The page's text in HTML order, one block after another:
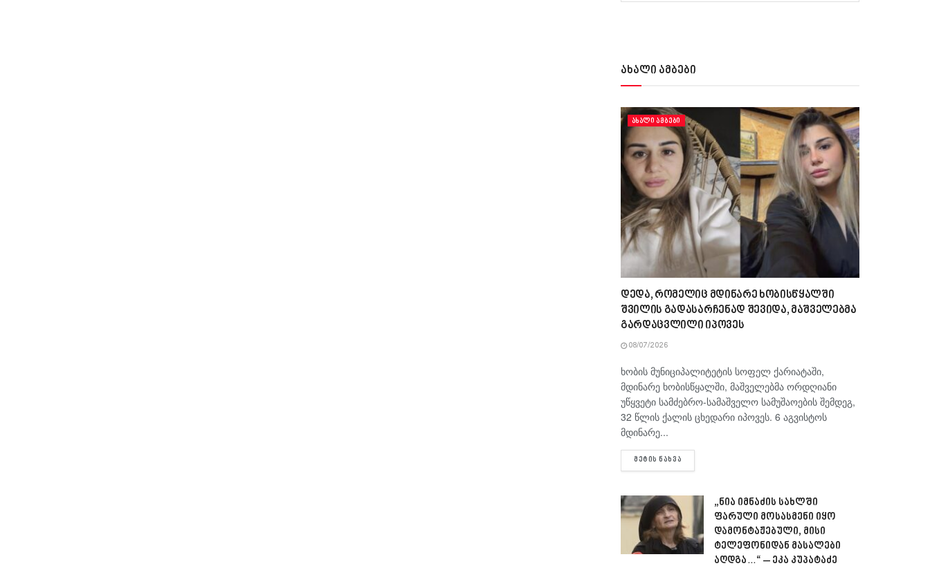
ახალი ამბები
ᲐᲮᲐᲚᲘ ᲐᲛᲑᲔᲑᲘ
დედა, რომელიც მდინარე ხობისწყალში
შვილის გადასარჩენად შევიდა, მაშველებმა
გარდაცვლილი იპოვეს
08/07/2026
ხობის მუნიციპალიტეტის სოფელ ქარიატაში,
მდინარე ხობისწყალში, მაშველებმა ორდღიანი
უწყვეტი სამძებრო-სამაშველო სამუშაოების შემდეგ,
32 წლის ქალის ცხედარი იპოვეს. 6 აგვისტოს
მდინარე...
ᲛᲔᲢᲘᲡ ᲜᲐᲮᲕᲐ
„ნია იმნაძის სახლში
ფარული მოსასმენი იყო
დამონტაჟებული, მისი
ტელეფონიდან მასალები
აღდგა…“ – ეკა კუპატაძე